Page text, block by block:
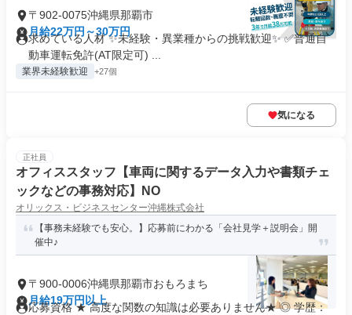
〒902-0075沖縄県那覇市
月給22万円～30万円
求めている人材 ✨未経験・異業種からの挑戦歓迎✨ ✅普通自
動車運転免許(AT限定可) ...
業界未経験歓迎 +27個
気になる
正社員
オフィススタッフ【車両に関するデータ入力や書類チェ
ックなどの事務対応】NO
オリックス・ビジネスセンター沖縄株式会社
【事務未経験でも安心。】応募前にわかる「会社見学＋説明会」開
催中♪
〒900-0006沖縄県那覇市おもろまち
月給19万円以上
応募資格 ★ 高度な関数の知識は必要ありません★ ◎ 学歴：